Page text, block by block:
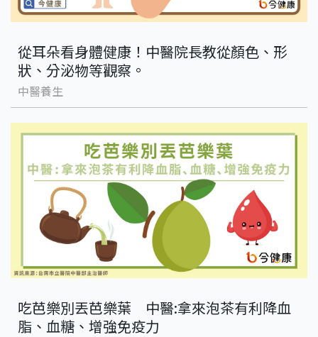
從耳朵看身體健康！中醫院長教從顏色、形
狀、分泌物等觀察。
中醫養生
吃芭樂別丟芭樂葉 中醫:拿來泡茶有利降血
脂、血糖、增強免疫力